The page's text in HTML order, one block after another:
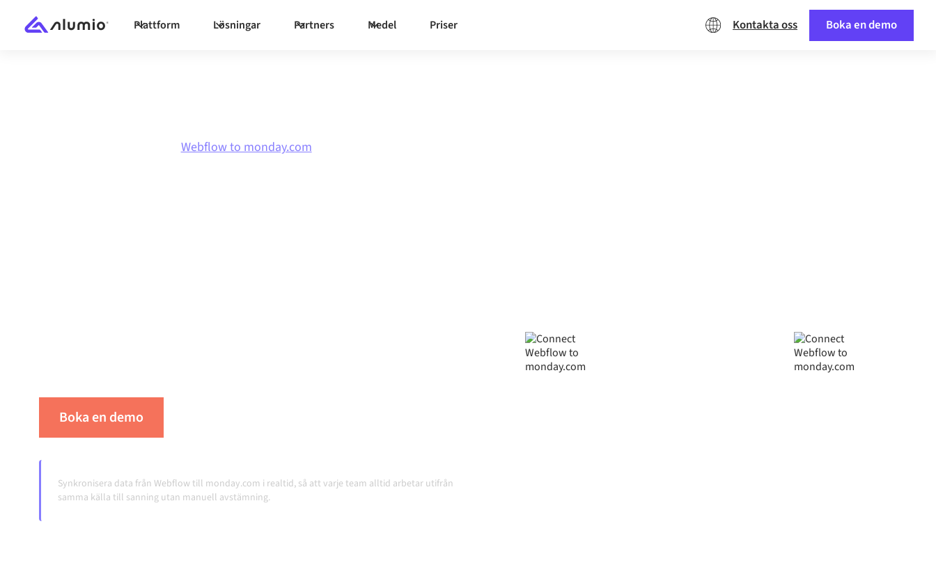
Plattform Lösningar Partners Medel Priser Kontakta oss Boka en demo
Webflow to monday.com
Boka en demo
Synkronisera data från Webflow till monday.com i realtid, så att varje team alltid arbetar utifrån
samma källa till sanning utan manuell avstämning.